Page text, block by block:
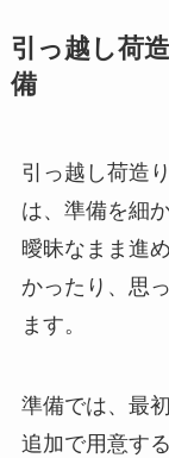
引っ越し荷
備
引っ越し荷造
は、準備を細
曖昧なまま進
かったり、思
ます。
準備では、最
追加で用意す